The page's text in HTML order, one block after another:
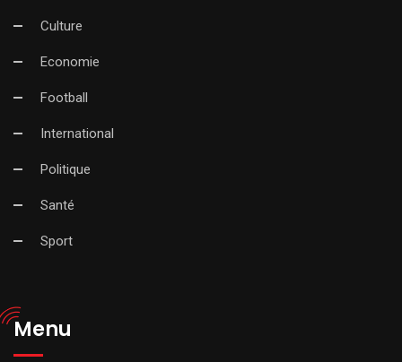
Culture
Economie
Football
International
Politique
Santé
Sport
Menu